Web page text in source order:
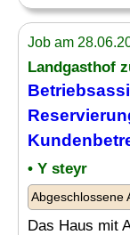
Job am
Landgasthof
• Y steyr
Abgeschlossene
Das Haus mit